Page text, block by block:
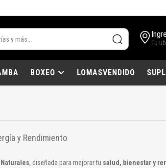
Tu
BOXEO LOMASVENDIDO
y Rendimiento
, diseñada para mejorar tu salud, bienestar y